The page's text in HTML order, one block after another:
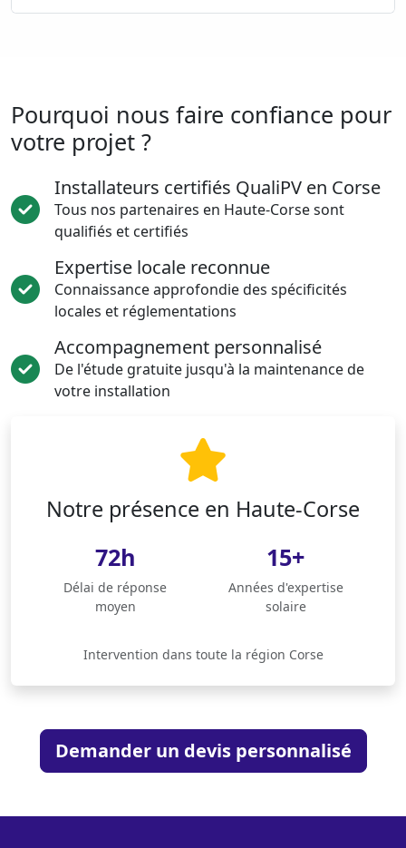
Pourquoi nous faire confiance pour
votre projet ?
Installateurs certifiés QualiPV en Corse
Tous nos partenaires en Haute-Corse sont
qualifiés et certifiés
Expertise locale reconnue
Connaissance approfondie des spécificités
locales et réglementations
Accompagnement personnalisé
De l'étude gratuite jusqu'à la maintenance de
votre installation
Notre présence en Haute-Corse
72h
Délai de réponse
moyen
15+
Années d'expertise
solaire
Intervention dans toute la région Corse
Demander un devis personnalisé